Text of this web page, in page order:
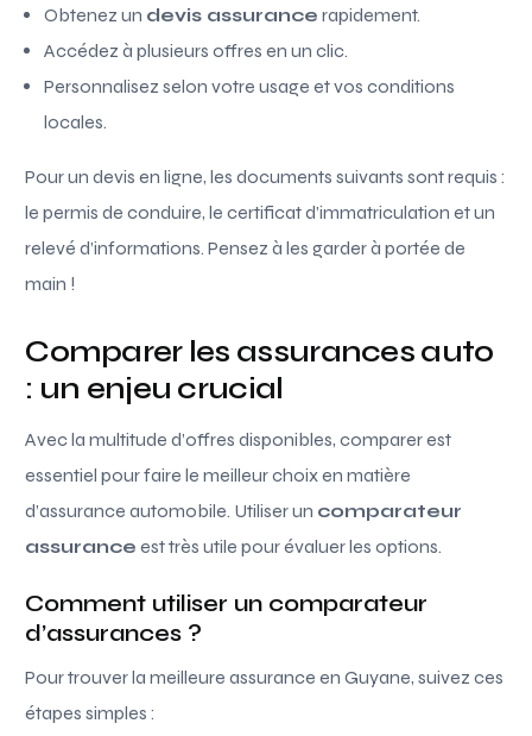
Obtenez un devis assurance rapidement.
Accédez à plusieurs offres en un clic.
Personnalisez selon votre usage et vos conditions
locales.
Pour un devis en ligne, les documents suivants sont requis :
le permis de conduire, le certificat d’immatriculation et un
relevé d’informations. Pensez à les garder à portée de
main !
Comparer les assurances auto
: un enjeu crucial
Avec la multitude d’offres disponibles, comparer est
essentiel pour faire le meilleur choix en matière
d’assurance automobile. Utiliser un comparateur
assurance est très utile pour évaluer les options.
Comment utiliser un comparateur
d’assurances ?
Pour trouver la meilleure assurance en Guyane, suivez ces
étapes simples :